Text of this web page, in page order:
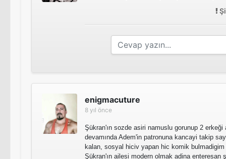
enigmacuture
8 yıl önce
Şükran'ın sozde asiri namuslu gorunup 2 erkeği
devamında Adem'in patronuna kancayi takip
kalan, sosyal hiciv yapan hic komik
Şükran'ın ailesi modern olmak adina enteresan